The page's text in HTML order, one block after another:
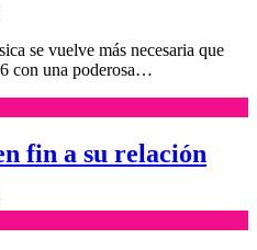
se vuelve más necesaria que
con una poderosa…
fin a su relación